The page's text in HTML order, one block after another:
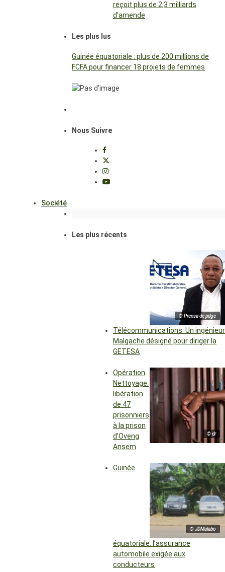
reçoit plus de 2,3 milliards
d’amende
Les plus lus
Guinée équatoriale : plus de 200 millions de
FCFA pour financer 18 projets de femmes
Nous Suivre
Société
Les plus récents
© Prensa de pdge
Télécommunications: Un ingénieur
Malgache désigné pour diriger la
GETESA
© dr
Opération
Nettoyage:
libération
de 47
prisonniers
à la prison
d’Oveng
Ansem
© JDMalabo
Guinée
équatoriale: l’assurance
automobile exigée aux
conducteurs